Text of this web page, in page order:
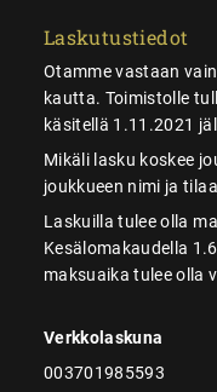
Laskutustiedot
Otamme vastaan
kautta. Toimistolle
käsitellä 1.11.2021
Mikäli lasku koskee
joukkueen nimi ja
Laskuilla tulee olla
Kesälomakaudella
maksuaika tulee olla
Verkkolaskuna
003701985593